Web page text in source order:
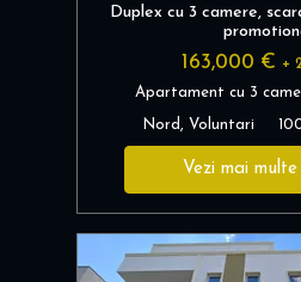
Duplex cu 3 camere,
163,000 € +
Apartament cu 3
Nord, Voluntari
Vezi mai